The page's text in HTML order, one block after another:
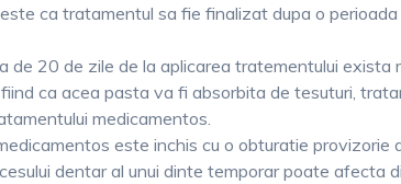
ca tratamentul sa fie finalizat dupa o
de 20 de zile de la aplicarea tratementului exista
ca acea pasta va fi absorbita de tesuturi,
medicamentos.
este inchis cu o obturatie provizorie
dentar al unui dinte temporar poate afecta